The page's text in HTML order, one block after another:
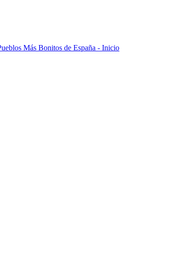
Más Bonitos de España - Inicio